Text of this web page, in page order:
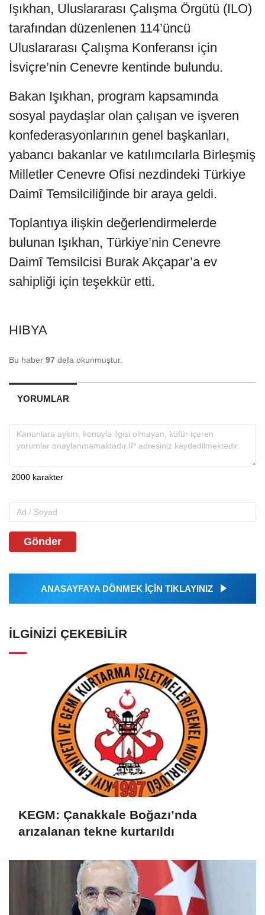
Işıkhan, Uluslararası Çalışma Örgütü (ILO)
tarafından düzenlenen 114’üncü
Uluslararası Çalışma Konferansı için
İsviçre’nin Cenevre kentinde bulundu.
Bakan Işıkhan, program kapsamında
sosyal paydaşlar olan çalışan ve işveren
konfederasyonlarının genel başkanları,
yabancı bakanlar ve katılımcılarla Birleşmiş
Milletler Cenevre Ofisi nezdindeki Türkiye
Daimî Temsilciliğinde bir araya geldi.
Toplantıya ilişkin değerlendirmelerde
bulunan Işıkhan, Türkiye’nin Cenevre
Daimî Temsilcisi Burak Akçapar’a ev
sahipliği için teşekkür etti.
HIBYA
Bu haber 97 defa okunmuştur.
YORUMLAR
Gönder
ANASAYFAYA DÖNMEK İÇİN TIKLAYINIZ
İLGINIZI ÇEKEBILIR
KEGM: Çanakkale Boğazı’nda
arızalanan tekne kurtarıldı